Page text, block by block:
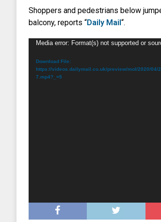
Shoppers and pedestrians below
balcony, reports “Daily Mail “.
Video
Media error: Format(s) not supported or
Download File:
https://videos.dailymail.co.uk/preview/mol/2020/04/
7.mp4?_=5